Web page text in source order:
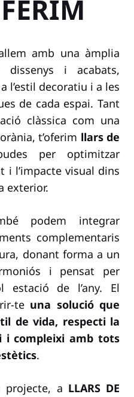
amb una àmplia
dissenys i acabats,
l’estil decoratiu i a les
de cada espai. Tant
clàssica com una
t’oferim llars de
per optimitzar
i l’impacte visual dins
exterior.
podem integrar
complementaris
donant forma a un
i pensat per
estació de l’any. El
te una solució que
de vida, respecti la
i compleixi amb tots
.
a LLARS DE